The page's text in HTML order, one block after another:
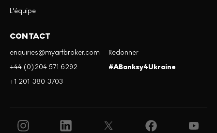
L'équipe
CONTACT
enquiries@myartbroker.com
+44 (0)204 571 6292
+1 201-380-3703
Redonner
#ABanksy4Ukraine